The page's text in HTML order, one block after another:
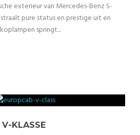
exterieur van Mercedes-Benz S-
pure status en prestige uit en
springt...
V-KLASSE